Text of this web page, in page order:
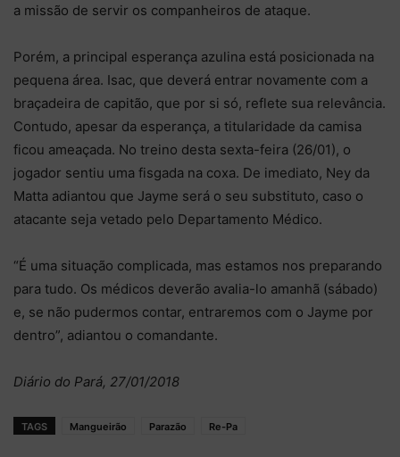
a missão de servir os companheiros de ataque.
Porém, a principal esperança azulina está posicionada na
pequena área. Isac, que deverá entrar novamente com a
braçadeira de capitão, que por si só, reflete sua relevância.
Contudo, apesar da esperança, a titularidade da camisa
ficou ameaçada. No treino desta sexta-feira (26/01), o
jogador sentiu uma fisgada na coxa. De imediato, Ney da
Matta adiantou que Jayme será o seu substituto, caso o
atacante seja vetado pelo Departamento Médico.
“É uma situação complicada, mas estamos nos preparando
para tudo. Os médicos deverão avalia-lo amanhã (sábado)
e, se não pudermos contar, entraremos com o Jayme por
dentro”, adiantou o comandante.
Diário do Pará, 27/01/2018
TAGS Mangueirão Parazão Re-Pa